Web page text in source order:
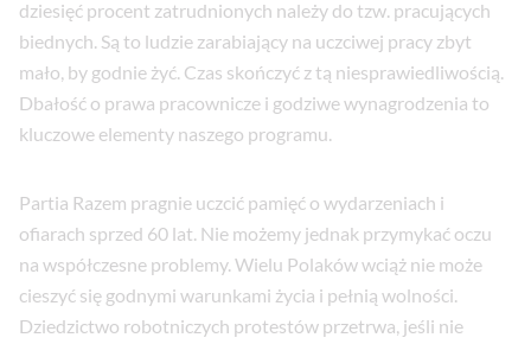
dziesięć procent zatrudnionych należy do tzw. pracujących
biednych. Są to ludzie zarabiający na uczciwej pracy zbyt
mało, by godnie żyć. Czas skończyć z tą niesprawiedliwością.
Dbałość o prawa pracownicze i godziwe wynagrodzenia to
kluczowe elementy naszego programu.
Partia Razem pragnie uczcić pamięć o wydarzeniach i
ofiarach sprzed 60 lat. Nie możemy jednak przymykać oczu
na współczesne problemy. Wielu Polaków wciąż nie może
cieszyć się godnymi warunkami życia i pełnią wolności.
Dziedzictwo robotniczych protestów przetrwa, jeśli nie